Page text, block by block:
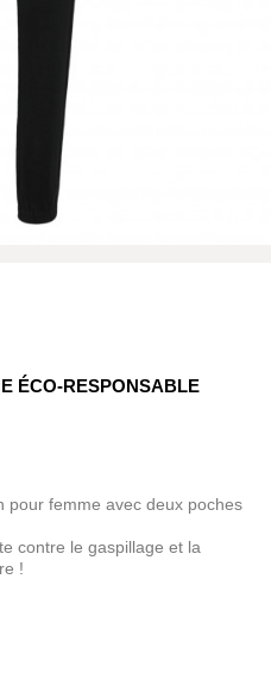
ÉCO-RESPONSABLE
pour femme avec deux poches
contre le gaspillage et la
!